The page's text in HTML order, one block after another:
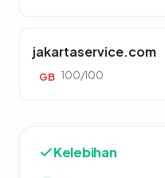
jakartaservice.com
GB 100/100
Kelebihan